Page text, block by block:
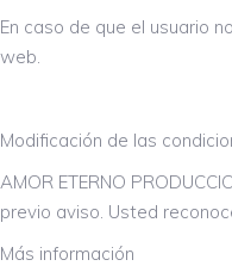
En caso de que el usuario
web.
Modificación de las
AMOR ETERNO
previo aviso. Usted
Más información